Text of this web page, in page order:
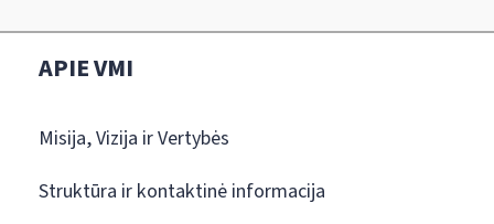
APIE VMI
Misija, Vizija ir Vertybės
Struktūra ir kontaktinė informacija